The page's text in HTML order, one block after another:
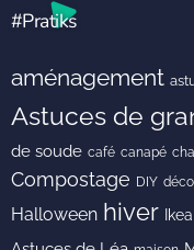
#Pratiks
aménagement
Astuces de
de soude café canapé
Compostage DIY
Halloween hiver Ikea